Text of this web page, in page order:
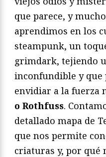
que parece, y
aprendimos en los
steampunk, un
grimdark, tejiendo
inconfundible y que
envidiar a la fuerza
o Rothfuss.
detallado mapa de
que nos permite
criaturas y, por qué